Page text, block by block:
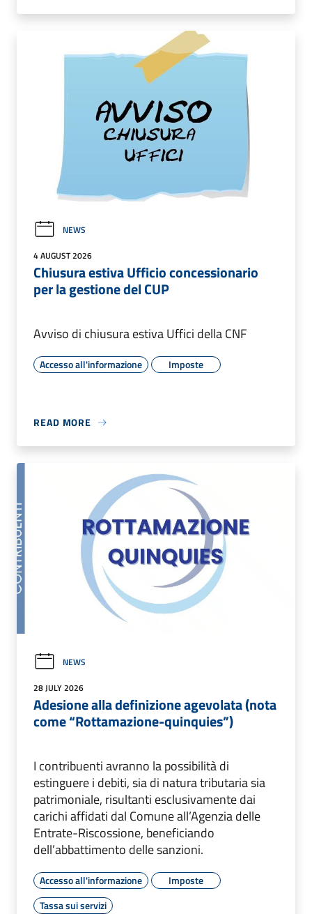
NEWS
4 AUGUST 2026
Chiusura estiva Ufficio concessionario
per la gestione del CUP
Avviso di chiusura estiva Uffici della CNF
Accesso all'informazione Imposte
READ MORE
NEWS
28 JULY 2026
Adesione alla definizione agevolata (nota
come “Rottamazione-quinquies”)
I contribuenti avranno la possibilità di
estinguere i debiti, sia di natura tributaria sia
patrimoniale, risultanti esclusivamente dai
carichi affidati dal Comune all’Agenzia delle
Entrate-Riscossione, beneficiando
dell’abbattimento delle sanzioni.
Accesso all'informazione
Imposte
Tassa sui servizi